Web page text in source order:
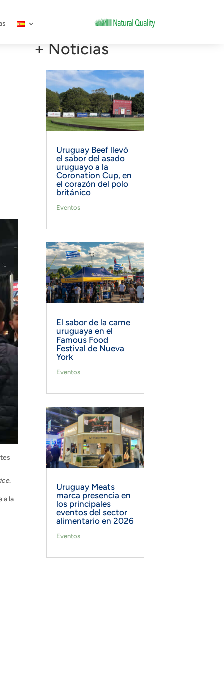
.
a la
+ Noticias
Uruguay Beef llevó
el sabor del asado
uruguayo a la
Coronation Cup, en
el corazón del polo
británico
Eventos
El sabor de la carne
uruguaya en el
Famous Food
Festival de Nueva
York
Eventos
Uruguay Meats
marca presencia en
los principales
eventos del sector
alimentario en 2026
Eventos